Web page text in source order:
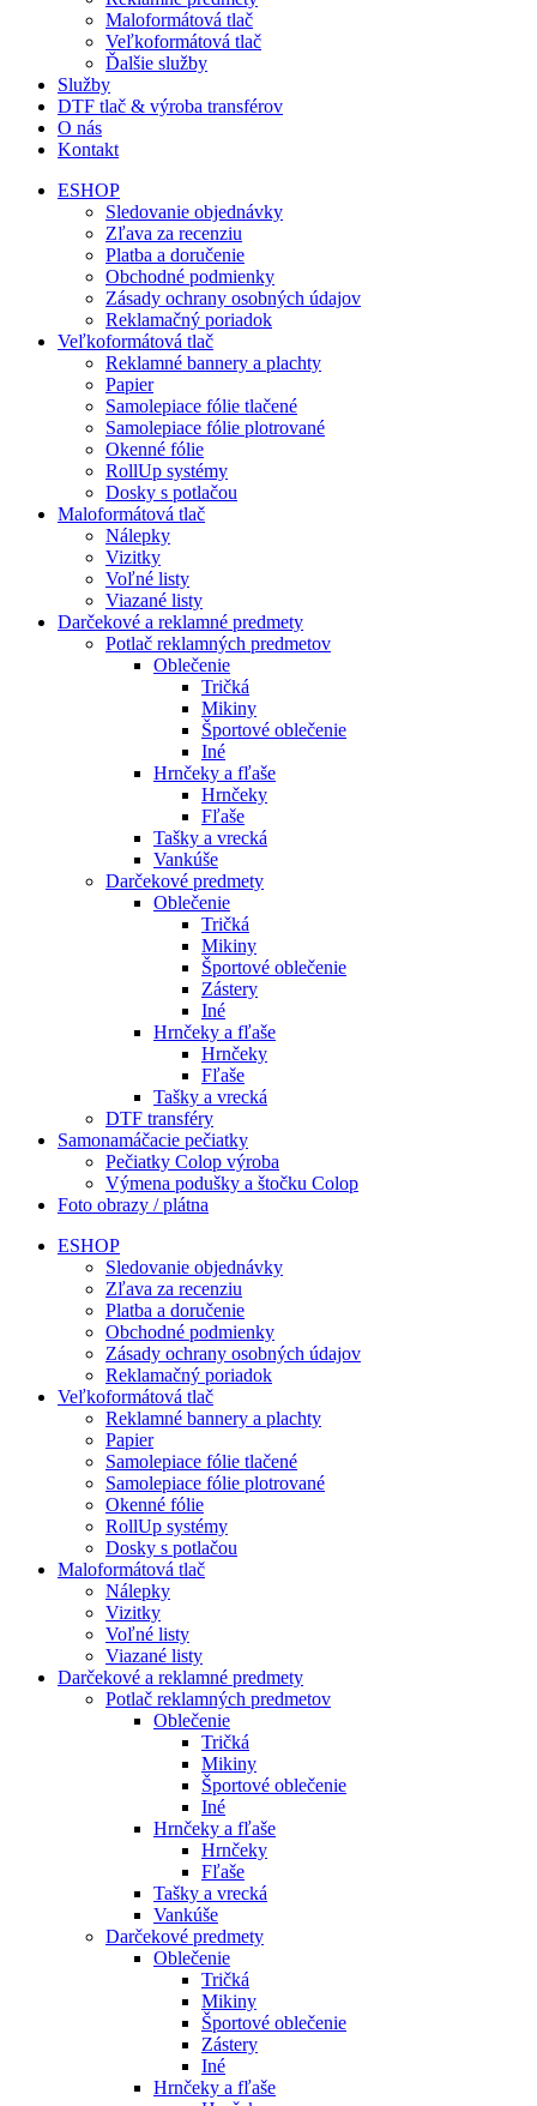
Maloformátová tlač
Veľkoformátová tlač
Ďalšie služby
Služby
DTF tlač & výroba transférov
O nás
Kontakt
ESHOP
Sledovanie objednávky
Zľava za recenziu
Platba a doručenie
Obchodné podmienky
Zásady ochrany osobných údajov
Reklamačný poriadok
Veľkoformátová tlač
Reklamné bannery a plachty
Papier
Samolepiace fólie tlačené
Samolepiace fólie plotrované
Okenné fólie
RollUp systémy
Dosky s potlačou
Maloformátová tlač
Nálepky
Vizitky
Voľné listy
Viazané listy
Darčekové a reklamné predmety
Potlač reklamných predmetov
Oblečenie
Tričká
Mikiny
Športové oblečenie
Iné
Hrnčeky a fľaše
Hrnčeky
Fľaše
Tašky a vrecká
Vankúše
Darčekové predmety
Oblečenie
Tričká
Mikiny
Športové oblečenie
Zástery
Iné
Hrnčeky a fľaše
Hrnčeky
Fľaše
Tašky a vrecká
DTF transféry
Samonamáčacie pečiatky
Pečiatky Colop výroba
Výmena podušky a štočku Colop
Foto obrazy / plátna
ESHOP
Sledovanie objednávky
Zľava za recenziu
Platba a doručenie
Obchodné podmienky
Zásady ochrany osobných údajov
Reklamačný poriadok
Veľkoformátová tlač
Reklamné bannery a plachty
Papier
Samolepiace fólie tlačené
Samolepiace fólie plotrované
Okenné fólie
RollUp systémy
Dosky s potlačou
Maloformátová tlač
Nálepky
Vizitky
Voľné listy
Viazané listy
Darčekové a reklamné predmety
Potlač reklamných predmetov
Oblečenie
Tričká
Mikiny
Športové oblečenie
Iné
Hrnčeky a fľaše
Hrnčeky
Fľaše
Tašky a vrecká
Vankúše
Darčekové predmety
Oblečenie
Tričká
Mikiny
Športové oblečenie
Zástery
Iné
Hrnčeky a fľaše